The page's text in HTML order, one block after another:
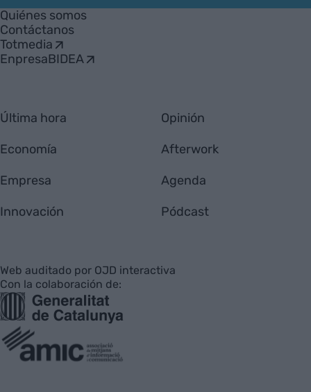
Empresa
Quiénes somos
Contáctanos
Totmedia
EnpresaBIDEA
Última hora
Economía
Empresa
Innovación
Opinión
Afterwork
Agenda
Pódcast
Web auditado por OJD interactiva
Con la colaboración de: